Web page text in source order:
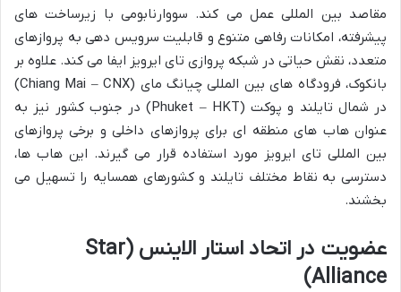
مقاصد بین المللی عمل می کند. سووارنابومی با زیرساخت های
پیشرفته، امکانات رفاهی متنوع و قابلیت سرویس دهی به پروازهای
متعدد، نقش حیاتی در شبکه پروازی تای ایرویز ایفا می کند. علاوه بر
بانکوک، فرودگاه های بین المللی چیانگ مای (Chiang Mai – CNX)
در شمال تایلند و پوکت (Phuket – HKT) در جنوب کشور نیز به
عنوان هاب های منطقه ای برای پروازهای داخلی و برخی پروازهای
بین المللی تای ایرویز مورد استفاده قرار می گیرند. این هاب ها،
دسترسی به نقاط مختلف تایلند و کشورهای همسایه را تسهیل می
بخشند.
عضویت در اتحاد استار الاینس (Star
Alliance)